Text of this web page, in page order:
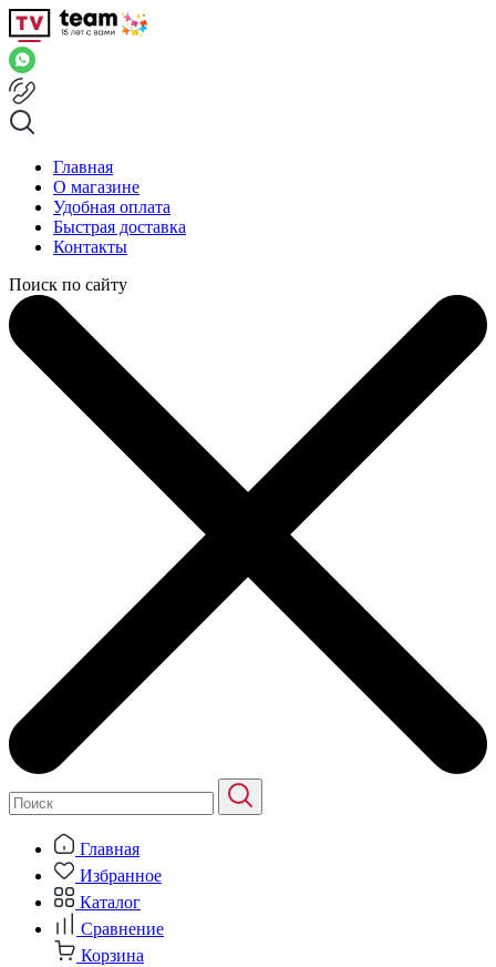
Главная
О магазине
Удобная оплата
Быстрая доставка
Контакты
Поиск по сайту
Главная
Избранное
Каталог
Сравнение
Корзина